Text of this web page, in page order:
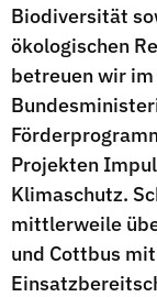
Biodiversität
ökologischen
betreuen wir
Projekten
Klimaschutz.
mittlerweile
und Cottbus